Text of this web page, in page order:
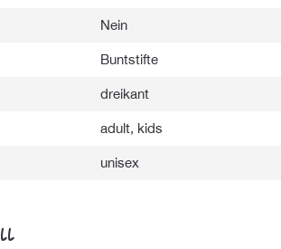
Nein
Buntstifte
dreikant
adult, kids
unisex